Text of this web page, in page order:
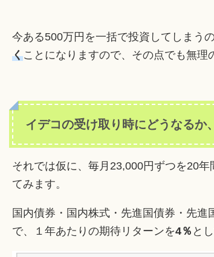
今ある500万円を一括で投資してしまうの
くことになりますので、その点でも無理
イデコの受け取り時にどうなるか
それでは仮に、毎月23,000円ずつを20
てみます。
国内債券・国内株式・先進国債券・先
で、１年あたりの期待リターンを4％ と